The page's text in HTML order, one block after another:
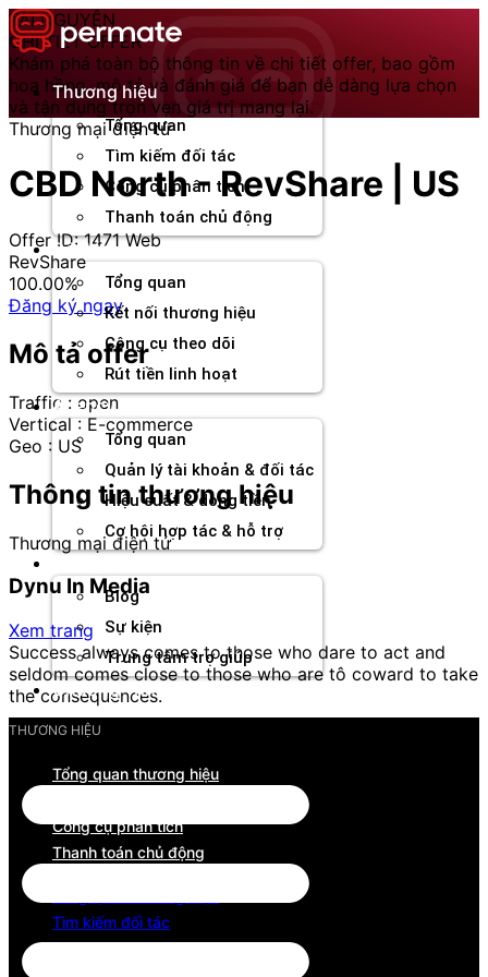
Chuyển
đến
nội
dungThương hiệu
Tổng quan
Tìm kiếm đối tác
Công cụ phân tích
Thanh toán chủ động
Đối tác
Tổng quan
Kết nối thương hiệu
Công cụ theo dõi
Rút tiền linh hoạt
Agency
Tổng quan
Quản lý tài khoản & đối tác
Hiệu suất & dòng tiền
Cơ hội hợp tác & hỗ trợ
Blog
Sự kiện
Trung tâm trợ giúp
Chương Trình Creator
TÀI NGUYÊN
CHI TIẾT OFFER
Khám phá toàn bộ thông tin về chi tiết offer, bao gồm
hoa hồng, mô tả và đánh giá để bạn dễ dàng lựa chọn
và tận dụng trọn vẹn giá trị mang lại.
Thương mại điện tử
CBD North - RevShare | US
Offer ID: 1471 Web
RevShare
100.00%
Đăng ký ngay
Mô tả offer
Traffic : open
Vertical : E-commerce
Geo : US
Thông tin thương hiệu
Thương mại điện tử
Dynu In Media
Xem trang
Success always comes to those who dare to act and
seldom comes close to those who are tô coward to take
the consequences.
THƯƠNG HIỆU
Tổng quan thương hiệu
Công cụ phân tích
Thanh toán chủ động
Tìm kiếm đối tác
Công cụ phân tích